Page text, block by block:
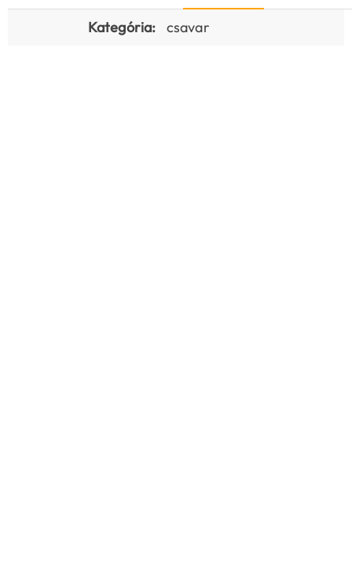
Kategória: csavar